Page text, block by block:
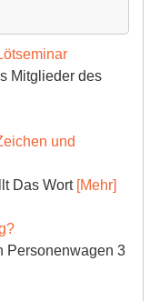
Mitglieder des
und
Das Wort [Mehr]
Personenwagen 3